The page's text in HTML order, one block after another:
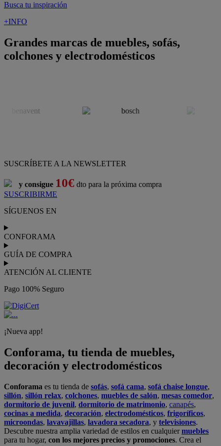
Busca tu inspiración
+INFO
Grandes marcas de muebles, sofás,
colchones y electrodomésticos
SUSCRÍBETE A LA NEWSLETTER
y consigue 10€ dto para la próxima compra
SUSCRIBIRME
SÍGUENOS EN
CONFORAMA
GUÍA DE COMPRA
ATENCIÓN AL CLIENTE
Pago 100% Seguro
¡Nueva app!
Conforama, tu tienda de muebles,
decoración y electrodomésticos
Conforama es tu tienda de sofás, sofá cama, sofá chaise longue,
sillón, sillón relax, colchones, muebles de salón, mesas comedor,
dormitorio de juvenil, dormitorio de matrimonio, canapés,
cocinas a medida, decoración, electrodomésticos, frigoríficos,
microondas, lavavajillas, lavadora secadora, y televisiones.
Descubre nuestra amplia variedad de estilos en cualquiermuebles
para tu hogar, con los mejores precios y promociones. Crea el